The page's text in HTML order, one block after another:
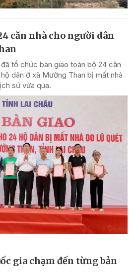
căn nhà cho người dân
tổ chức bàn giao toàn bộ 24 căn
dân ở xã Mường Than bị mất nhà
sử vừa qua.
gia chạm đến từng bản